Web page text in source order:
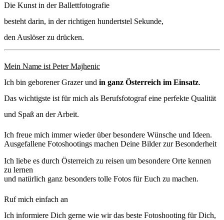
Die Kunst in der Ballettfotografie
besteht darin, in der richtigen hundertstel Sekunde,
den Auslöser zu drücken.
Mein Name ist Peter Majhenic
Ich bin geborener Grazer und in ganz Österreich im Einsatz.
Das wichtigste ist für mich als Berufsfotograf eine perfekte Qualität
und Spaß an der Arbeit.
Ich freue mich immer wieder über besondere Wünsche und Ideen.
Ausgefallene Fotoshootings machen Deine Bilder zur Besonderheit
Ich liebe es durch Österreich zu reisen um besondere Orte kennen
zu lernen
und natürlich ganz besonders tolle Fotos für Euch zu machen.
Ruf mich einfach an
Ich informiere Dich gerne wie wir das beste Fotoshooting für Dich,